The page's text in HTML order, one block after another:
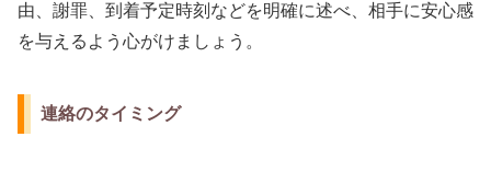
由、謝罪、到着予定時刻などを明確に述べ、相手に安心感
を与えるよう心がけましょう。
連絡のタイミング